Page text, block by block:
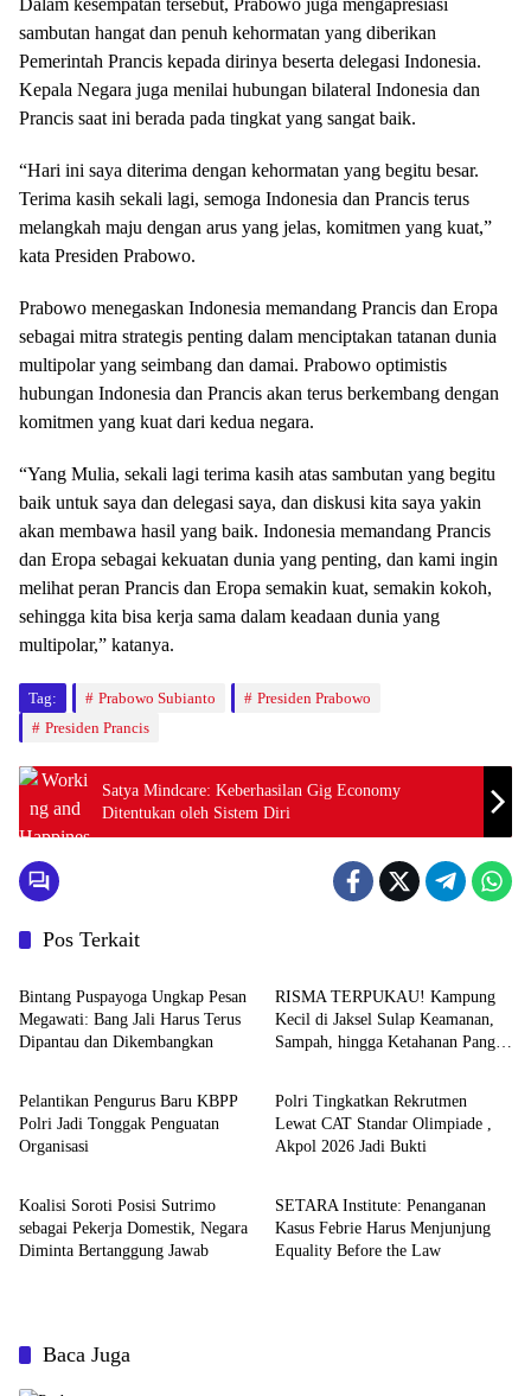
Dalam kesempatan tersebut, Prabowo juga mengapresiasi
sambutan hangat dan penuh kehormatan yang diberikan
Pemerintah Prancis kepada dirinya beserta delegasi Indonesia.
Kepala Negara juga menilai hubungan bilateral Indonesia dan
Prancis saat ini berada pada tingkat yang sangat baik.
“Hari ini saya diterima dengan kehormatan yang begitu besar.
Terima kasih sekali lagi, semoga Indonesia dan Prancis terus
melangkah maju dengan arus yang jelas, komitmen yang kuat,”
kata Presiden Prabowo.
Prabowo menegaskan Indonesia memandang Prancis dan Eropa
sebagai mitra strategis penting dalam menciptakan tatanan dunia
multipolar yang seimbang dan damai. Prabowo optimistis
hubungan Indonesia dan Prancis akan terus berkembang dengan
komitmen yang kuat dari kedua negara.
“Yang Mulia, sekali lagi terima kasih atas sambutan yang begitu
baik untuk saya dan delegasi saya, dan diskusi kita saya yakin
akan membawa hasil yang baik. Indonesia memandang Prancis
dan Eropa sebagai kekuatan dunia yang penting, dan kami ingin
melihat peran Prancis dan Eropa semakin kuat, semakin kokoh,
sehingga kita bisa kerja sama dalam keadaan dunia yang
multipolar,” katanya.
Tag: Prabowo Subianto
Presiden Prabowo
Presiden Prancis
Satya Mindcare: Keberhasilan Gig Economy
Ditentukan oleh Sistem Diri
Pos Terkait
News
Bintang Puspayoga Ungkap Pesan
Megawati: Bang Jali Harus Terus
Dipantau dan Dikembangkan
RISMA TERPUKAU! Kampung
Kecil di Jaksel Sulap Keamanan,
Sampah, hingga Ketahanan Pangan
News
Pelantikan Pengurus Baru KBPP
Polri Jadi Tonggak Penguatan
Organisasi
News
Polri Tingkatkan Rekrutmen
Lewat CAT Standar Olimpiade ,
Akpol 2026 Jadi Bukti
News
Koalisi Soroti Posisi Sutrimo
sebagai Pekerja Domestik, Negara
Diminta Bertanggung Jawab
News
SETARA Institute: Penanganan
Kasus Febrie Harus Menjunjung
Equality Before the Law
Baca Juga